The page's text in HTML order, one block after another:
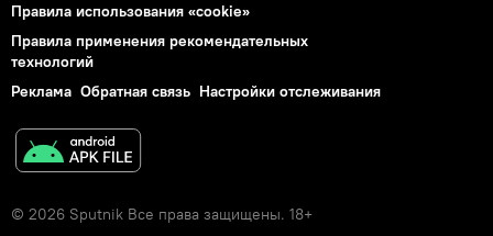
Правила использования «cookie»
Правила применения рекомендательных
технологий
Реклама Обратная связь Настройки отслеживания
© 2026 Sputnik Все права защищены. 18+